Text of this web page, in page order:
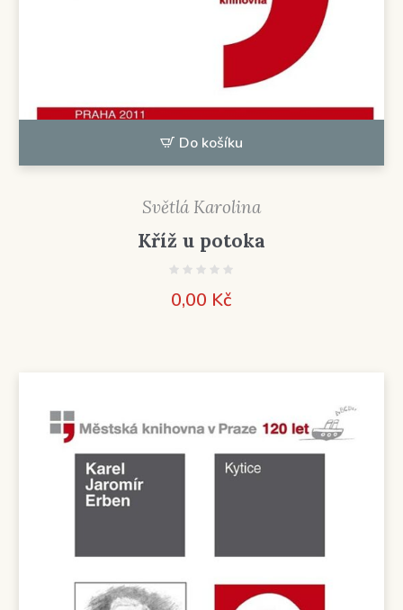
Do košíku
Světlá Karolina
Kříž u potoka
0,00 Kč